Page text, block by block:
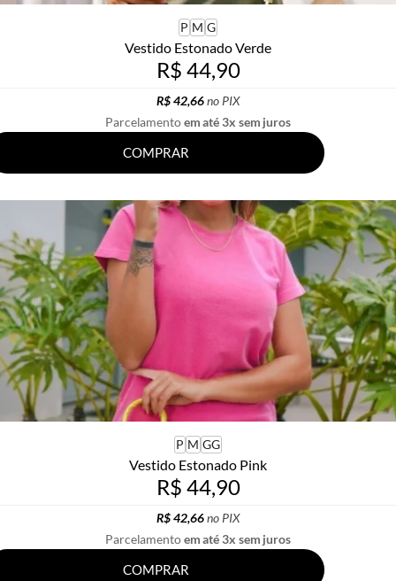
P M G
Vestido Estonado Verde
R$ 44,90
R$ 42,66no PIX
Parcelamentoem até 3x sem juros
COMPRAR
P M GG
Vestido Estonado Pink
R$ 44,90
R$ 42,66no PIX
Parcelamentoem até 3x sem juros
COMPRAR